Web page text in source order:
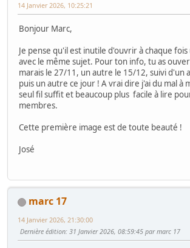
14 Janvier 2026, 10:25:21
Bonjour Marc,
Je pense qu'il est inutile d'ouvrir à chaque
avec le même sujet. Pour ton info, tu as
marais le 27/11, un autre le 15/12, suivi d'un
puis un autre ce jour ! A vrai dire j'ai du mal à
seul fil suffit et beaucoup plus facile à lire
membres.
Cette première image est de toute beauté !
José
marc 17
14 Janvier 2026, 21:30:00
Dernière édition: 31 Janvier 2026, 08:59:45 par marc 17